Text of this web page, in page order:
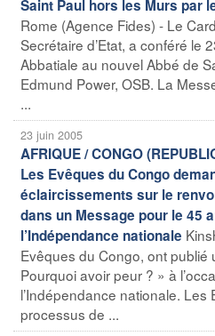
Saint Paul hors les Murs par
Rome (Agence Fides) - Le
Secrétaire d’Etat, a conféré le
Abbatiale au nouvel Abbé de
Edmund Power, OSB. La
...
23 juin 2005
AFRIQUE / CONGO
Les Evêques du Congo
éclaircissements sur le
dans un Message pour le 45
l’Indépendance nationale
Evêques du Congo, ont publié
Pourquoi avoir peur ? » à
l’Indépendance nationale.
processus de ...